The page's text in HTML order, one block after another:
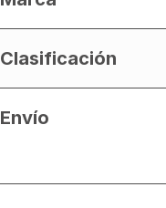
Clasificación
Envío